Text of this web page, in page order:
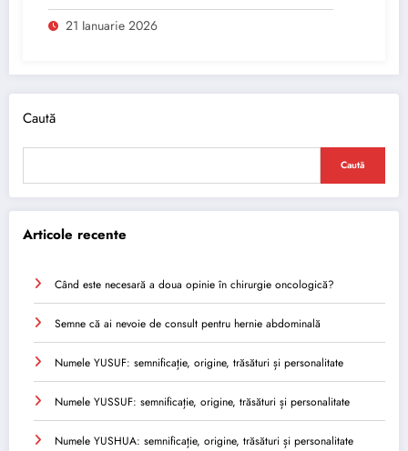
21 Ianuarie 2026
Caută
Caută
Articole recente
Când este necesară a doua opinie în chirurgie oncologică?
Semne că ai nevoie de consult pentru hernie abdominală
Numele YUSUF: semnificație, origine, trăsături și personalitate
Numele YUSSUF: semnificație, origine, trăsături și personalitate
Numele YUSHUA: semnificație, origine, trăsături și personalitate